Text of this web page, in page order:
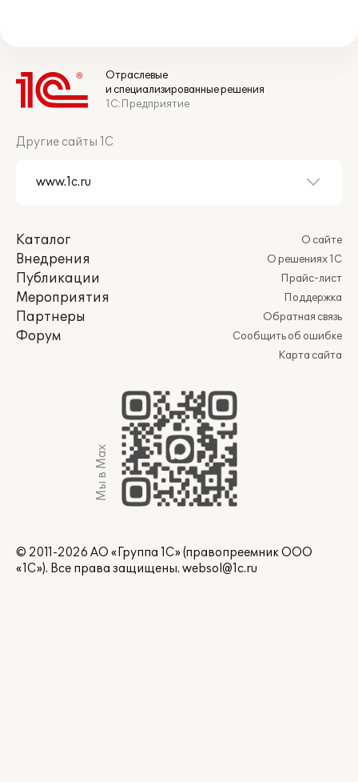
Отраслевые
и специализированные решения
1С:Предприятие
Другие сайты 1С
Каталог
Внедрения
Публикации
Мероприятия
Партнеры
Форум
О сайте
О решениях 1С
Прайс-лист
Поддержка
Обратная связь
Сообщить об ошибке
Карта сайта
Мы в Max
© 2011-2026 АО «Группа 1С» (правопреемник ООО
«1С»). Все права защищены. websol@1c.ru